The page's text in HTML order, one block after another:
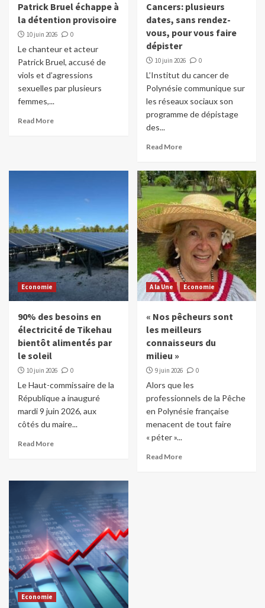
Patrick Bruel échappe à
la détention provisoire
10 juin 2026 0
Le chanteur et acteur
Patrick Bruel, accusé de
viols et d’agressions
sexuelles par plusieurs
femmes,...
Read More
Cancers: plusieurs
dates, sans rendez-
vous, pour vous faire
dépister
10 juin 2026 0
L’Institut du cancer de
Polynésie communique sur
les réseaux sociaux son
programme de dépistage
des...
Read More
Economie
90% des besoins en
électricité de Tikehau
bientôt alimentés par
le soleil
10 juin 2026 0
Le Haut-commissaire de la
République a inauguré
mardi 9 juin 2026, aux
côtés du maire...
Read More
A la Une Economie
« Nos pêcheurs sont
les meilleurs
connaisseurs du
milieu »
9 juin 2026 0
Alors que les
professionnels de la Pêche
en Polynésie française
menacent de tout faire
« péter »...
Read More
Economie